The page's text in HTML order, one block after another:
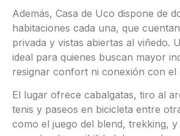
Además, Casa de Uco dispone de
habitaciones cada una, que
privada y vistas abiertas al viñedo.
ideal para quienes buscan mayor
resignar confort ni conexión con el
El lugar ofrece cabalgatas, tiro al
tenis y paseos en bicicleta entre
como el juego del blend, trekking, y